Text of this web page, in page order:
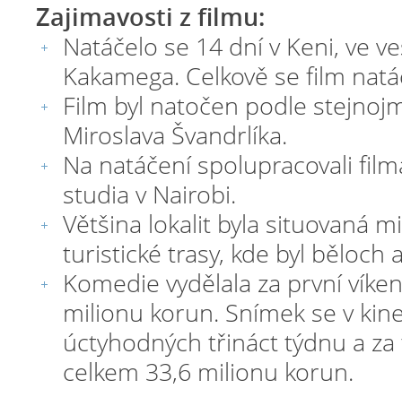
Zajimavosti z filmu:
Natáčelo se 14 dní v Keni, ve
Kakamega. Celkově se film
Film byl natočen podle
Miroslava Švandrlíka.
Na natáčení spolupracovali
studia v Nairobi.
Většina lokalit byla situovaná
turistické trasy, kde byl běloch
Komedie vydělala za první
milionu korun. Snímek se v
úctyhodných třináct týdnu a
celkem 33,6 milionu korun.